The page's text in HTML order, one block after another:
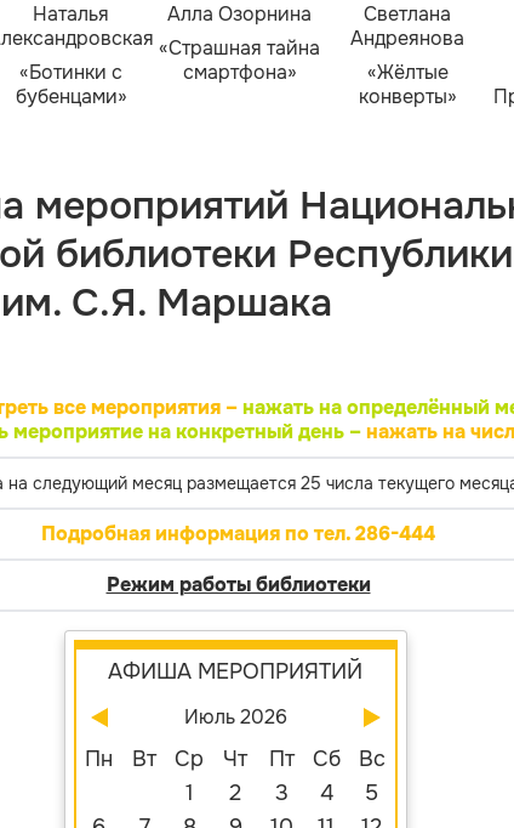
Наталья
«Ботинки с
бубенцами»
Алла Озорнина
«Страшная тайна
смартфона»
Светлана
Андреянова
«Жёлтые
конверты»
мероприятий
библиотеки Республики
С.Я. Маршака
все мероприятия – нажать на определённый
мероприятие на конкретный день –нажать на
следующий месяц размещается 25 числа текущего
Подробная информация по тел. 286-444
Режим работы библиотеки
АФИША МЕРОПРИЯТИЙ
Июль 2026
Пн Вт Ср Чт Пт Сб
Вс
1
2 3 4
5